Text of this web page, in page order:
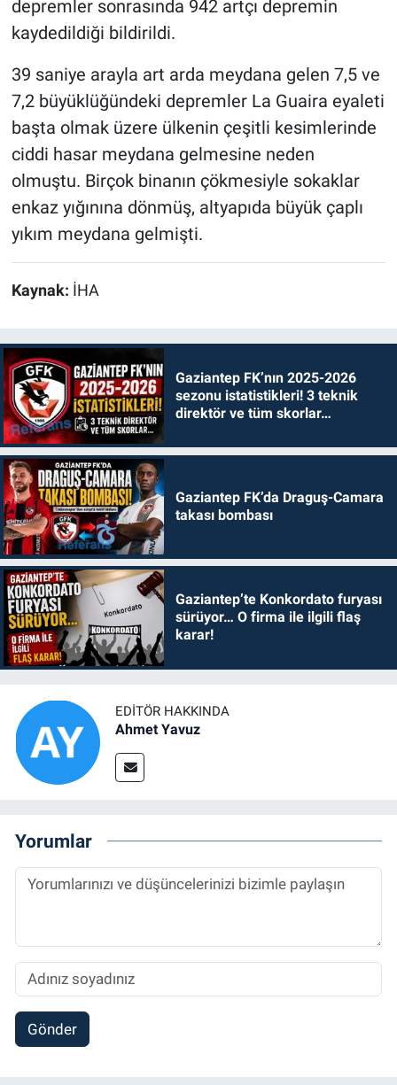
depremler sonrasında 942 artçı depremin
kaydedildiği bildirildi.
39 saniye arayla art arda meydana gelen 7,5 ve
7,2 büyüklüğündeki depremler La Guaira eyaleti
başta olmak üzere ülkenin çeşitli kesimlerinde
ciddi hasar meydana gelmesine neden
olmuştu. Birçok binanın çökmesiyle sokaklar
enkaz yığınına dönmüş, altyapıda büyük çaplı
yıkım meydana gelmişti.
Kaynak: İHA
Gaziantep FK’nın 2025-2026
sezonu istatistikleri! 3 teknik
direktör ve tüm skorlar…
Gaziantep FK’da Draguş-Camara
takası bombası
Gaziantep’te Konkordato furyası
sürüyor… O firma ile ilgili flaş
karar!
EDITÖR HAKKINDA
Ahmet Yavuz
Yorumlar
Gönder